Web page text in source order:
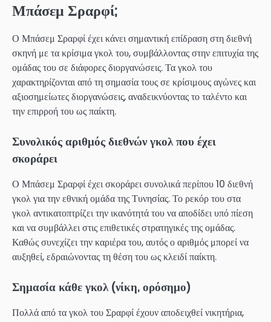
Μπάσεμ Σραρφί;
Ο Μπάσεμ Σραρφί έχει κάνει σημαντική επίδραση στη διεθνή
σκηνή με τα κρίσιμα γκολ του, συμβάλλοντας στην επιτυχία της
ομάδας του σε διάφορες διοργανώσεις. Τα γκολ του
χαρακτηρίζονται από τη σημασία τους σε κρίσιμους αγώνες και
αξιοσημείωτες διοργανώσεις, αναδεικνύοντας το ταλέντο και
την επιρροή του ως παίκτη.
Συνολικός αριθμός διεθνών γκολ που έχει
σκοράρει
Ο Μπάσεμ Σραρφί έχει σκοράρει συνολικά περίπου 10 διεθνή
γκολ για την εθνική ομάδα της Τυνησίας. Το ρεκόρ του στα
γκολ αντικατοπτρίζει την ικανότητά του να αποδίδει υπό πίεση
και να συμβάλλει στις επιθετικές στρατηγικές της ομάδας.
Καθώς συνεχίζει την καριέρα του, αυτός ο αριθμός μπορεί να
αυξηθεί, εδραιώνοντας τη θέση του ως κλειδί παίκτη.
Σημασία κάθε γκολ (νίκη, ορόσημο)
Πολλά από τα γκολ του Σραρφί έχουν αποδειχθεί νικητήρια,